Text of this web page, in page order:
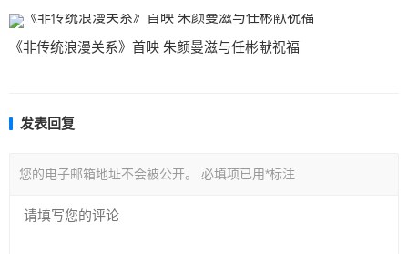
《非传统浪漫关系》首映 朱颜曼滋与任彬献祝福
发表回复
您的电子邮箱地址不会被公开。 必填项已用*标注